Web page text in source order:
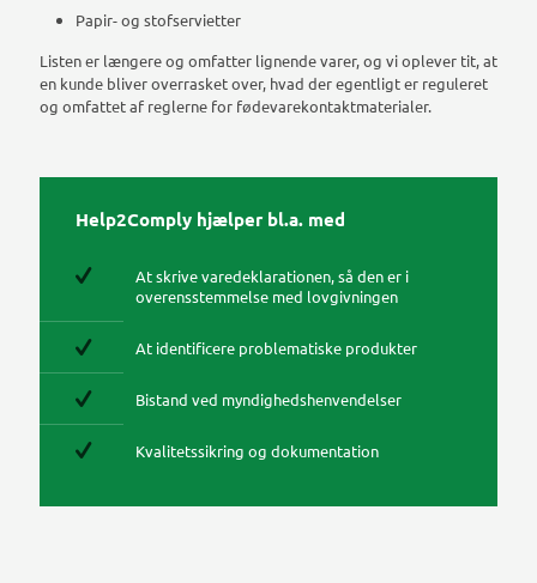
Papir- og stofservietter
Listen er længere og omfatter lignende varer, og vi oplever tit, at
en kunde bliver overrasket over, hvad der egentligt er reguleret
og omfattet af reglerne for fødevarekontaktmaterialer.
Help2Comply hjælper bl.a. med
At skrive varedeklarationen, så den er i
overensstemmelse med lovgivningen
At identificere problematiske produkter
Bistand ved myndighedshenvendelser
Kvalitetssikring og dokumentation